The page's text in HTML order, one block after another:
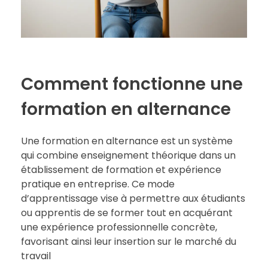
Comment fonctionne une
formation en alternance
Une formation en alternance est un système
qui combine enseignement théorique dans un
établissement de formation et expérience
pratique en entreprise. Ce mode
d’apprentissage vise à permettre aux étudiants
ou apprentis de se former tout en acquérant
une expérience professionnelle concrète,
favorisant ainsi leur insertion sur le marché du
travail